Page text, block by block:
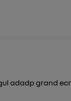
adadp grand